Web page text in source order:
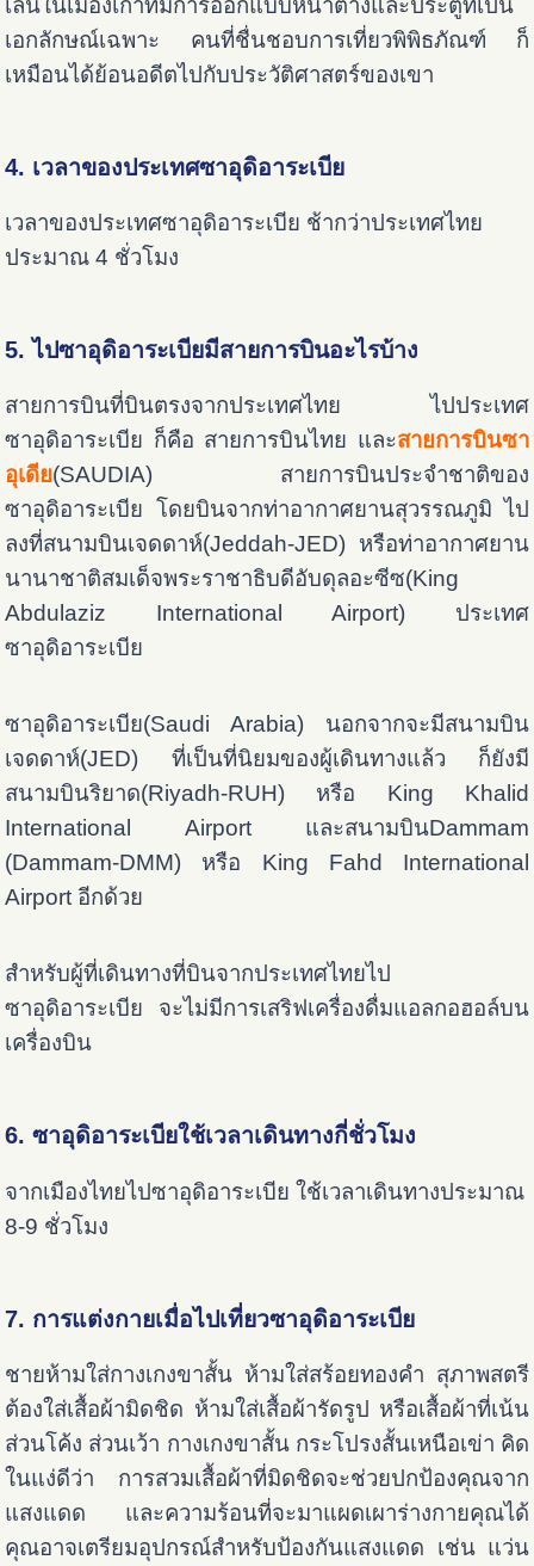
เอกลักษณ์เฉพาะ คนที่ชื่นชอบการเที่ยวพิพิธภัณฑ์ ก็
เหมือนได้ย้อนอดีตไปกับประวัติศาสตร์ของเขา
4. เวลาของประเทศซาอุดิอาระเบีย
เวลาของประเทศซาอุดิอาระเบีย ช้ากว่าประเทศไทย
ประมาณ 4 ชั่วโมง
5. ไปซาอุดิอาระเบียมีสายการบินอะไรบ้าง
สายการบินที่บินตรงจากประเทศไทย ไปประเทศ
ซาอุดิอาระเบีย ก็คือ สายการบินไทย และสายการบินซา
อุเดีย(SAUDIA) สายการบินประจำชาติของ
ซาอุดิอาระเบีย โดยบินจากท่าอากาศยานสุวรรณภูมิไป
ลงที่สนามบินเจดดาห์(Jeddah-JED) หรือท่าอากาศยาน
นานาชาติสมเด็จพระราชาธิบดีอับดุลอะซีซ(King
Abdulaziz International Airport) ประเทศ
ซาอุดิอาระเบีย
ซาอุดิอาระเบีย(Saudi Arabia) นอกจากจะมีสนามบิน
เจดดาห์(JED) ที่เป็นที่นิยมของผู้เดินทางแล้ว ก็ยังมี
สนามบินริยาด(Riyadh-RUH) หรือ King Khalid
International Airport และสนามบินDammam
(Dammam-DMM) หรือ King Fahd International
Airport อีกด้วย
สำหรับผู้ที่เดินทางที่บินจากประเทศไทยไป
ซาอุดิอาระเบีย จะไม่มีการเสริฟเครื่องดื่มแอลกอฮอล์บน
เครื่องบิน
6. ซาอุดิอาระเบียใช้เวลาเดินทางกี่ชั่วโมง
จากเมืองไทยไปซาอุดิอาระเบีย ใช้เวลาเดินทางประมาณ
8-9 ชั่วโมง
7. การแต่งกายเมื่อไปเที่ยวซาอุดิอาระเบีย
ชายห้ามใส่กางเกงขาสั้น ห้ามใส่สร้อยทองคำ สุภาพสตรี
ต้องใส่เสื้อผ้ามิดชิด ห้ามใส่เสื้อผ้ารัดรูป หรือเสื้อผ้าที่เน้น
ส่วนโค้ง ส่วนเว้า กางเกงขาสั้น กระโปรงสั้นเหนือเข่า คิด
ในแง่ดีว่า การสวมเสื้อผ้าที่มิดชิดจะช่วยปกป้องคุณจาก
แสงแดด และความร้อนที่จะมาแผดเผาร่างกายคุณได้
คุณอาจเตรียมอุปกรณ์สำหรับป้องกันแสงแดด เช่น แว่น